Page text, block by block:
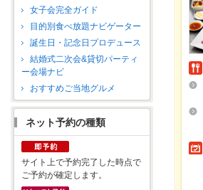
女子会完全ガイド
目的別食べ放題ナビゲーター
誕生日・記念日プロデュース
結婚式二次会&貸切パーティ
ー会場ナビ
おすすめご当地グルメ
ネット予約の種類
サイト上で予約完了した時点で
ご予約が確定します。